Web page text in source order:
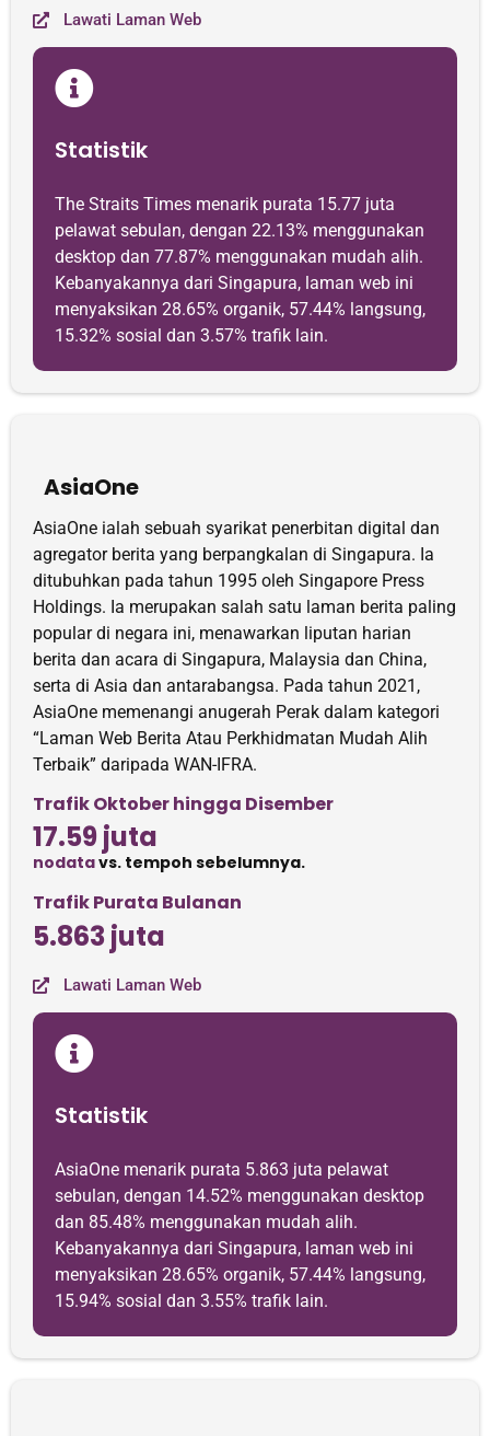
Lawati Laman Web
Statistik
The Straits Times menarik purata 15.77 juta
pelawat sebulan, dengan 22.13% menggunakan
desktop dan 77.87% menggunakan mudah alih.
Kebanyakannya dari Singapura, laman web ini
menyaksikan 28.65% organik, 57.44% langsung,
15.32% sosial dan 3.57% trafik lain.
AsiaOne
AsiaOne ialah sebuah syarikat penerbitan digital dan
agregator berita yang berpangkalan di Singapura. Ia
ditubuhkan pada tahun 1995 oleh Singapore Press
Holdings. Ia merupakan salah satu laman berita paling
popular di negara ini, menawarkan liputan harian
berita dan acara di Singapura, Malaysia dan China,
serta di Asia dan antarabangsa. Pada tahun 2021,
AsiaOne memenangi anugerah Perak dalam kategori
“Laman Web Berita Atau Perkhidmatan Mudah Alih
Terbaik” daripada WAN-IFRA.
Trafik Oktober hingga Disember
17.59 juta
nodatavs. tempoh sebelumnya.
Trafik Purata Bulanan
5.863 juta
Lawati Laman Web
Statistik
AsiaOne menarik purata 5.863 juta pelawat
sebulan, dengan 14.52% menggunakan desktop
dan 85.48% menggunakan mudah alih.
Kebanyakannya dari Singapura, laman web ini
menyaksikan 28.65% organik, 57.44% langsung,
15.94% sosial dan 3.55% trafik lain.